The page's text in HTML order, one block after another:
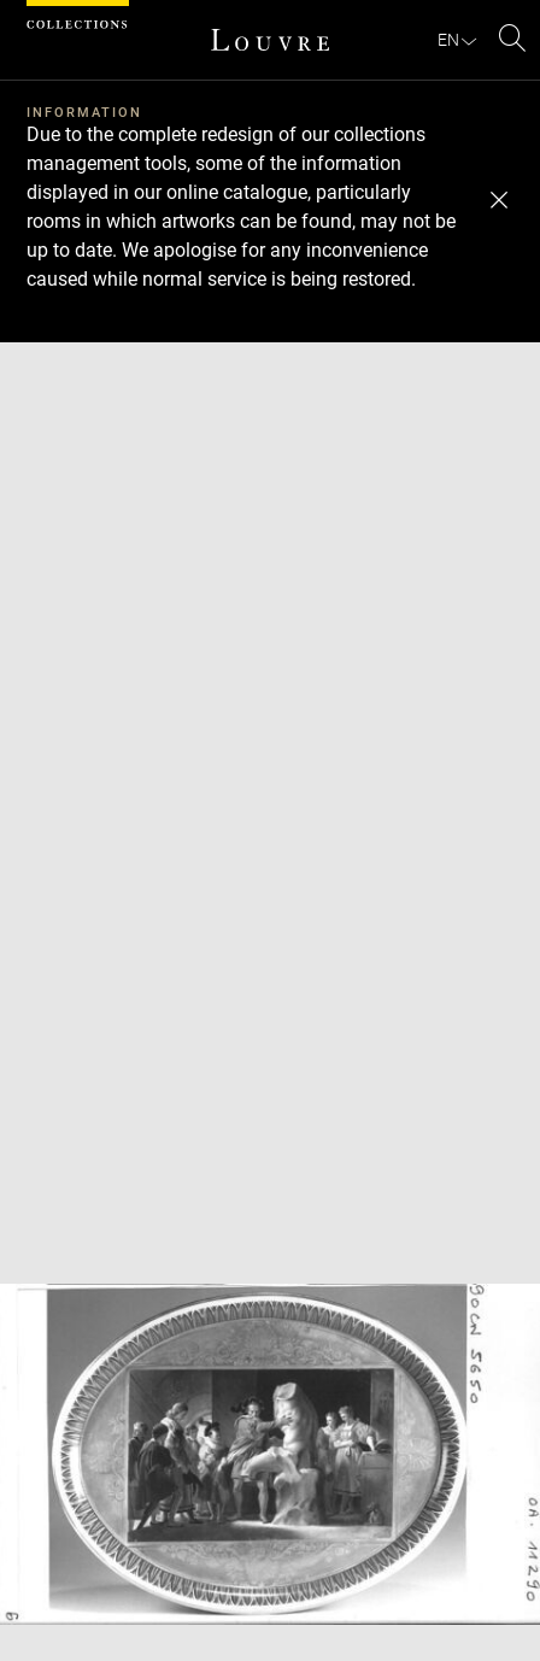
EN
INFORMATION
Due to the complete redesign of our collections
management tools, some of the information
displayed in our online catalogue, particularly
rooms in which artworks can be found, may not be
up to date. We apologise for any inconvenience
caused while normal service is being restored.
Download
Next
Previous
Cookies management panel